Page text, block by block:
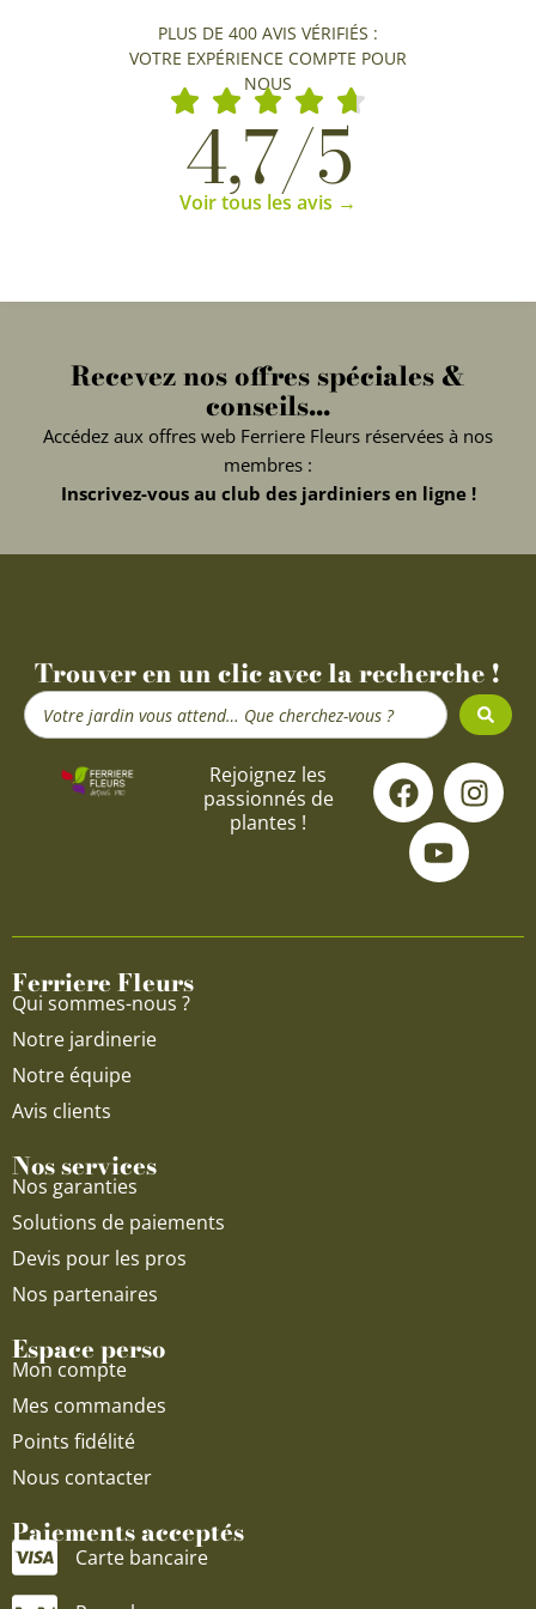
PLUS DE 400 AVIS VÉRIFIÉS :
VOTRE EXPÉRIENCE COMPTE POUR
NOUS
4,7/5
Voir tous les avis →
Recevez nos offres spéciales &
conseils...
Accédez aux offres web Ferriere Fleurs réservées à nos
membres :
Inscrivez-vous au club des jardiniers en ligne !
Trouver en un clic avec la recherche !
Search
...
Rejoignez les
passionnés de
plantes !
F
a
c
e
o
I
n
s
g
Y
o
u
t
u
b
Ferriere Fleurs
Qui sommes-nous ?
Notre jardinerie
Notre équipe
Avis clients
Nos services
Nos garanties
Solutions de paiements
Devis pour les pros
Nos partenaires
Espace perso
Mon compte
Mes commandes
Points fidélité
Nous contacter
Paiements acceptés
Carte bancaire